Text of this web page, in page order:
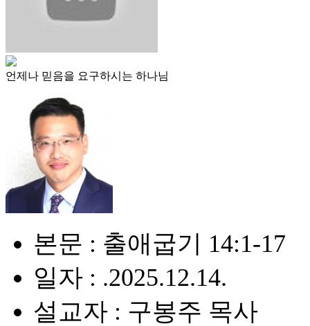
언제나 믿음을 요구하시는 하나님
본문 : 출애굽기 14:1-17
일자 : .2025.12.14.
설교자 : 구봉주 목사